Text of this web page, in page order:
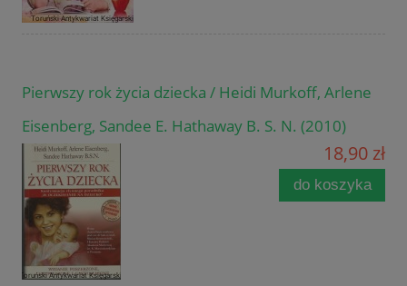
Pierwszy rok życia dziecka / Heidi Murkoff, Arlene
Eisenberg, Sandee E. Hathaway B. S. N. (2010)
18,90 zł
do koszyka